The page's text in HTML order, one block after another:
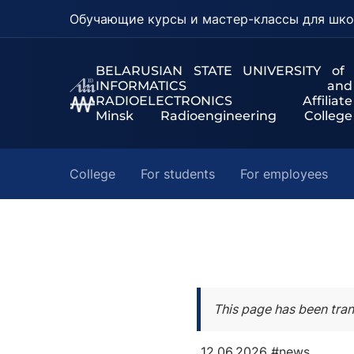
Обучающие курсы и мастер-классы для
BELARUSIAN STATE UNIVERSITY of
INFORMATICS and
RADIOELECTRONICS Affiliate
Minsk Radioengineering College
College For students For employees
This page has been